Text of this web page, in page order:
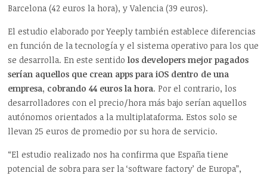
Barcelona (42 euros la hora), y Valencia (39 euros).
El estudio elaborado por Yeeply también establece diferencias
en función de la tecnología y el sistema operativo para los que
se desarrolla. En este sentido los developers mejor pagados
serían aquellos que crean apps para iOS dentro de una
empresa, cobrando 44 euros la hora. Por el contrario, los
desarrolladores con el precio/hora más bajo serían aquellos
autónomos orientados a la multiplataforma. Estos solo se
llevan 25 euros de promedio por su hora de servicio.
“El estudio realizado nos ha confirma que España tiene
potencial de sobra para ser la ‘software factory’ de Europa”,